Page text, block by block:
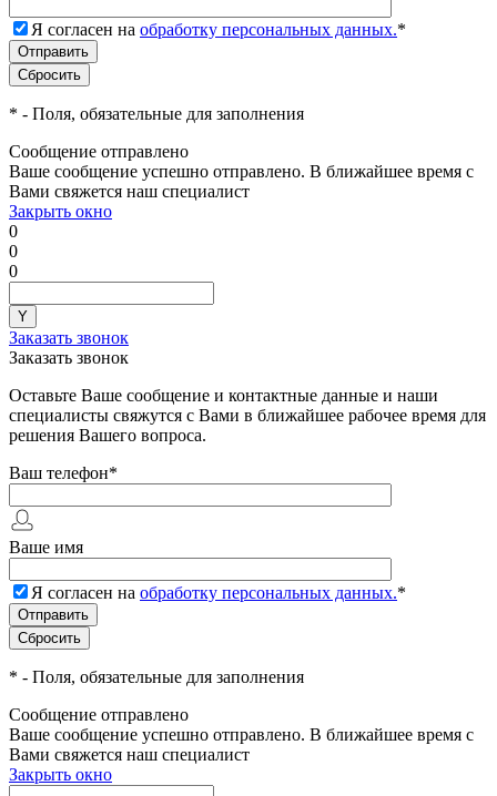
Я согласен на обработку персональных данных.*
* - Поля, обязательные для заполнения
Сообщение отправлено
Ваше сообщение успешно отправлено. В ближайшее время с
Вами свяжется наш специалист
Закрыть окно
0
0
0
Заказать звонок
Заказать звонок
Оставьте Ваше сообщение и контактные данные и наши
специалисты свяжутся с Вами в ближайшее рабочее время для
решения Вашего вопроса.
Ваш телефон*
Ваше имя
Я согласен на обработку персональных данных.*
* - Поля, обязательные для заполнения
Сообщение отправлено
Ваше сообщение успешно отправлено. В ближайшее время с
Вами свяжется наш специалист
Закрыть окно